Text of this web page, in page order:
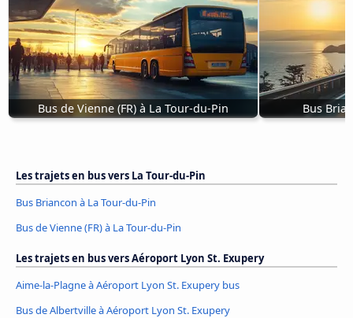
Bus de Vienne (FR) à La Tour-du-Pin Bus
Les trajets en bus vers La Tour-du-Pin
Bus Briancon à La Tour-du-Pin
Bus de Vienne (FR) à La Tour-du-Pin
Les trajets en bus vers Aéroport Lyon St. Exupery
Aime-la-Plagne à Aéroport Lyon St. Exupery bus
Bus de Albertville à Aéroport Lyon St. Exupery